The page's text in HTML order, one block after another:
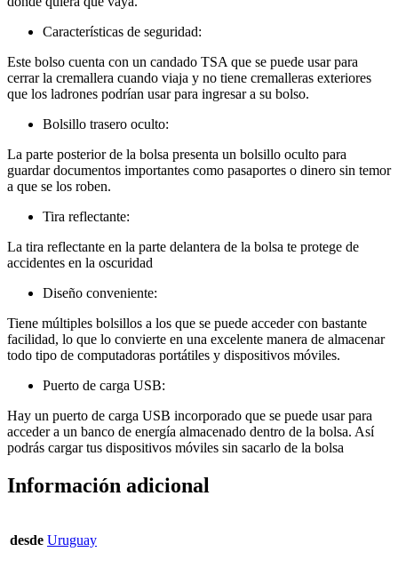
Características de seguridad:
Este bolso cuenta con un candado TSA que se puede usar para
cerrar la cremallera cuando viaja y no tiene cremalleras exteriores
que los ladrones podrían usar para ingresar a su bolso.
Bolsillo trasero oculto:
La parte posterior de la bolsa presenta un bolsillo oculto para
guardar documentos importantes como pasaportes o dinero sin temor
a que se los roben.
Tira reflectante:
La tira reflectante en la parte delantera de la bolsa te protege de
accidentes en la oscuridad
Diseño conveniente:
Tiene múltiples bolsillos a los que se puede acceder con bastante
facilidad, lo que lo convierte en una excelente manera de almacenar
todo tipo de computadoras portátiles y dispositivos móviles.
Puerto de carga USB:
Hay un puerto de carga USB incorporado que se puede usar para
acceder a un banco de energía almacenado dentro de la bolsa. Así
podrás cargar tus dispositivos móviles sin sacarlo de la bolsa
Información adicional
desde Uruguay